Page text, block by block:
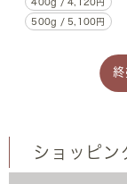
500g / 5,100円
終
ショッピン